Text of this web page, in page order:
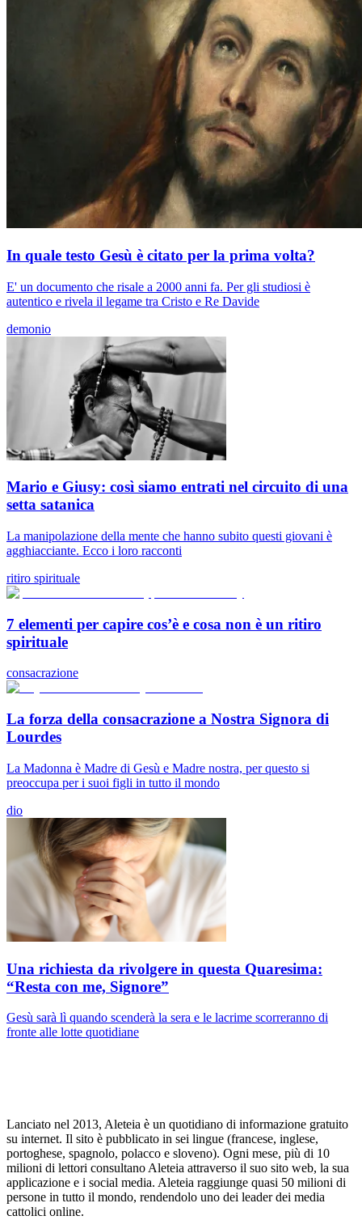
In quale testo Gesù è citato per la prima volta?
E' un documento che risale a 2000 anni fa. Per gli studiosi è
autentico e rivela il legame tra Cristo e Re Davide
demonio
Mario e Giusy: così siamo entrati nel circuito di una
setta satanica
La manipolazione della mente che hanno subito questi giovani è
agghiacciante. Ecco i loro racconti
ritiro spirituale
7 elementi per capire cos’è e cosa non è un ritiro
spirituale
consacrazione
La forza della consacrazione a Nostra Signora di
Lourdes
La Madonna è Madre di Gesù e Madre nostra, per questo si
preoccupa per i suoi figli in tutto il mondo
dio
Una richiesta da rivolgere in questa Quaresima:
“Resta con me, Signore”
Gesù sarà lì quando scenderà la sera e le lacrime scorreranno di
fronte alle lotte quotidiane
Lanciato nel 2013, Aleteia è un quotidiano di informazione gratuito
su internet. Il sito è pubblicato in sei lingue (francese, inglese,
portoghese, spagnolo, polacco e sloveno). Ogni mese, più di 10
milioni di lettori consultano Aleteia attraverso il suo sito web, la sua
applicazione e i social media. Aleteia raggiunge quasi 50 milioni di
persone in tutto il mondo, rendendolo uno dei leader dei media
cattolici online.